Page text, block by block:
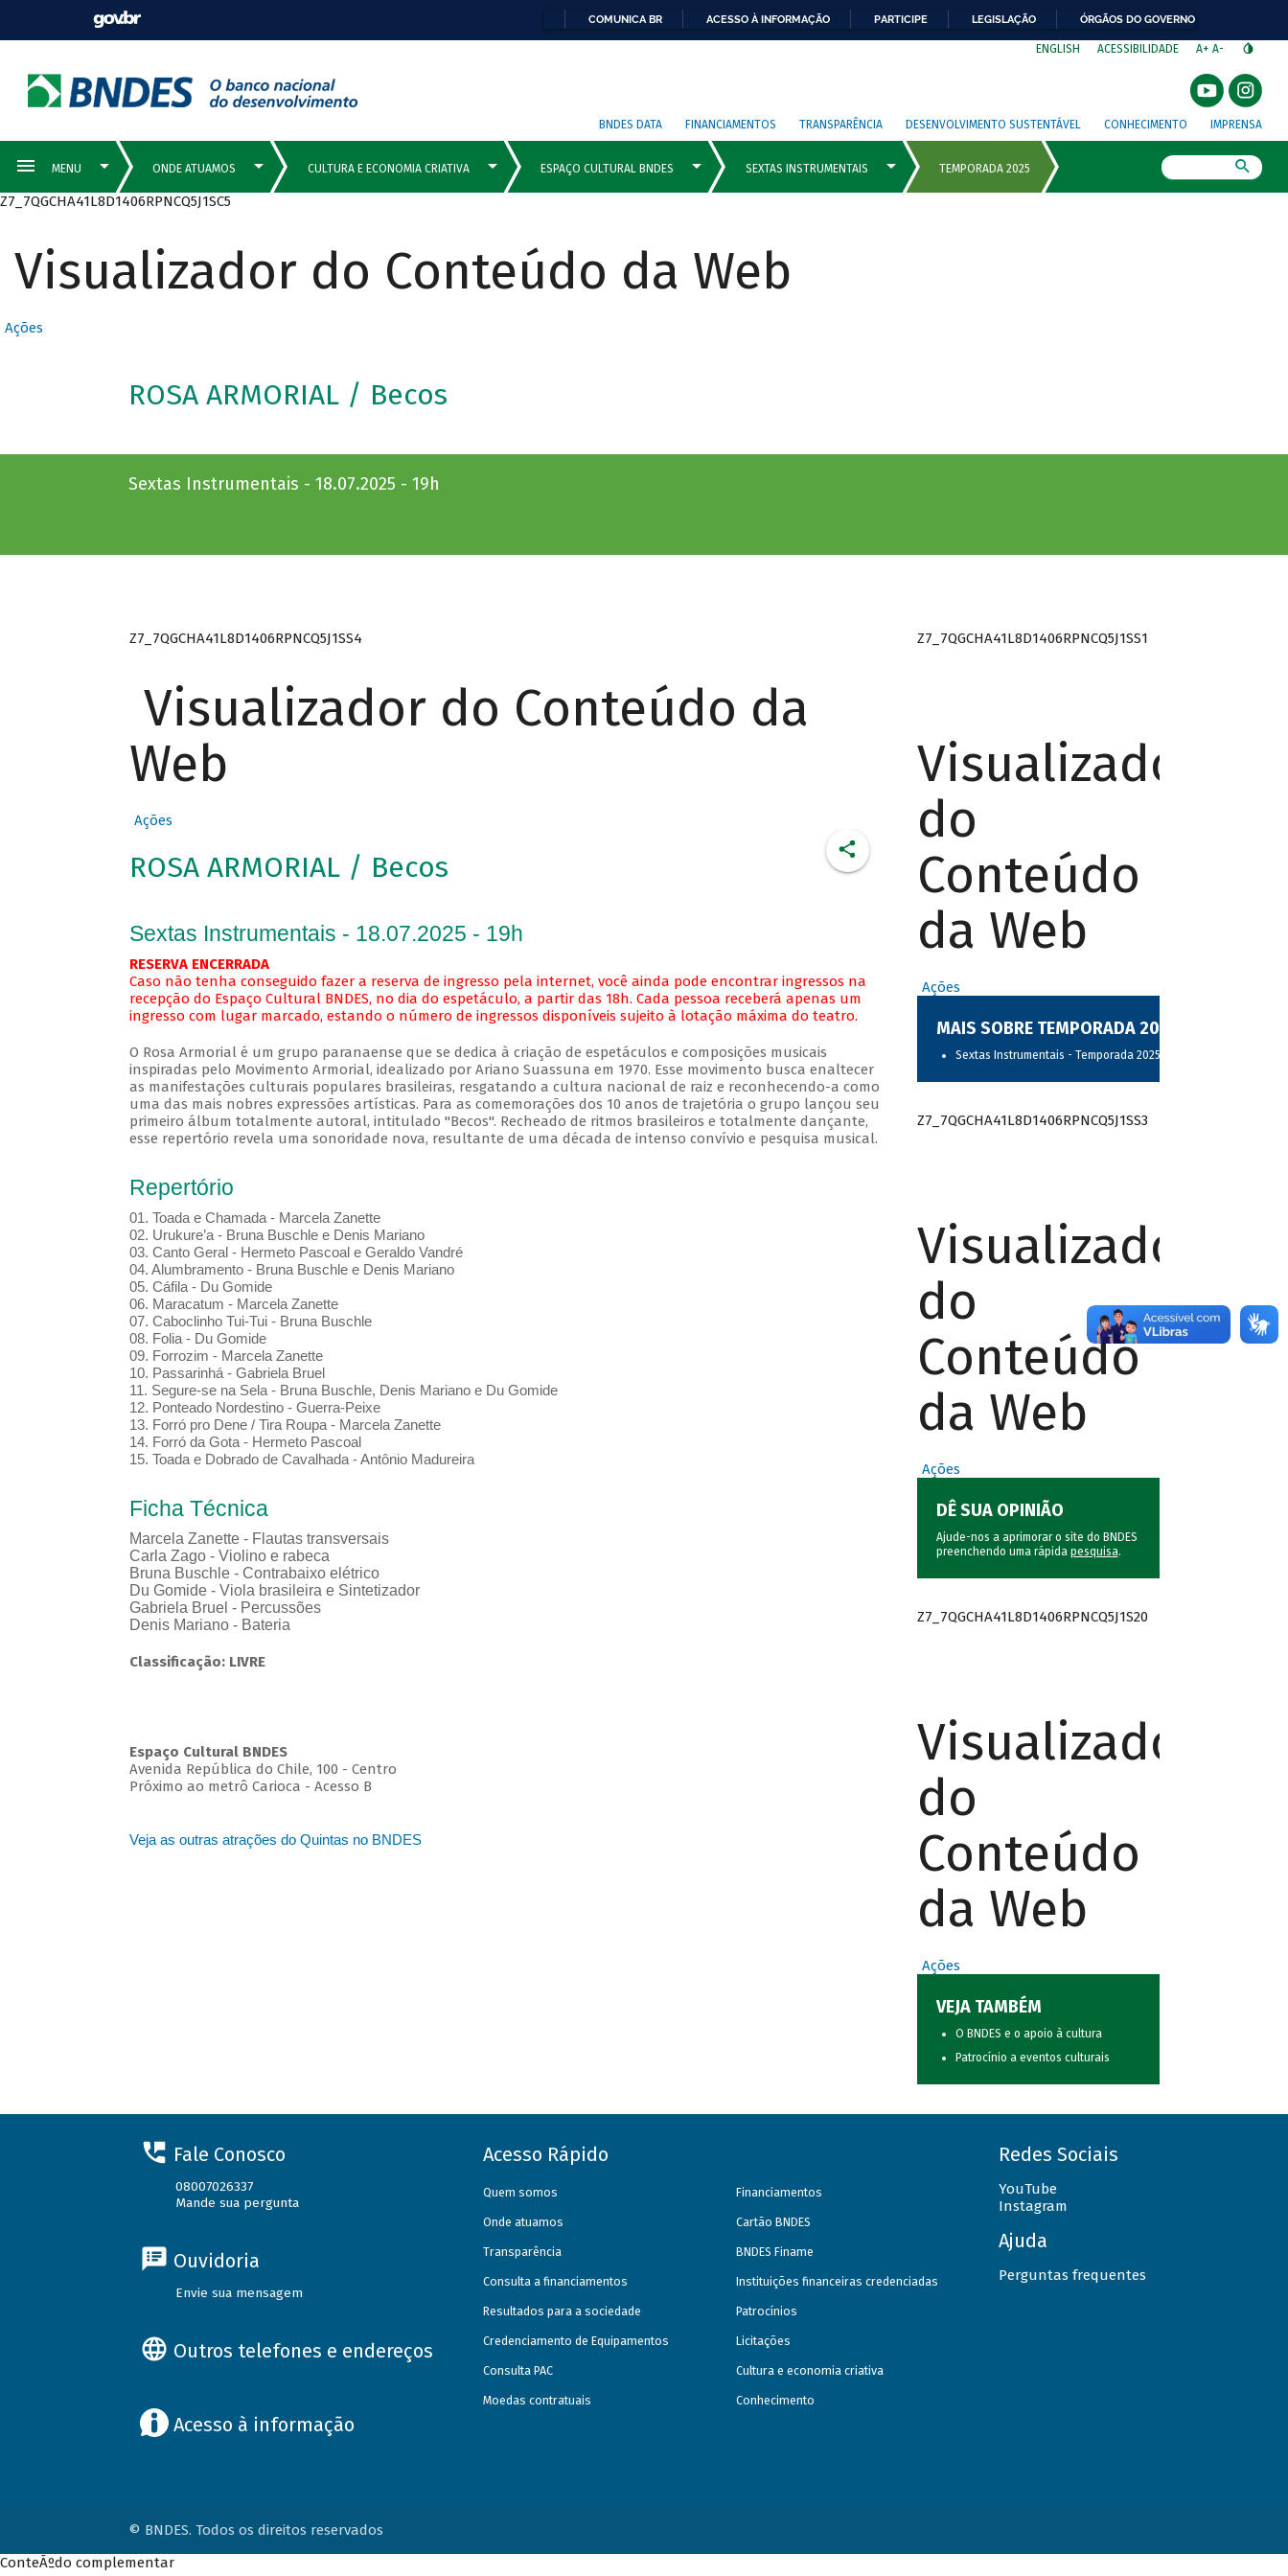
COMUNICA BR ACESSO À INFORMAÇÃO PARTICIPE LEGISLAÇÃO ÓRGÃOS DO GOVERNO
ENGLISH ACESSIBILIDADE A+ A-
BNDES DATA FINANCIAMENTOS TRANSPARÊNCIA DESENVOLVIMENTO SUSTENTÁVEL CONHECIMENTO IMPRENSA
Z7_7QGCHA41L8D1406RPNCQ5J1SC5
Visualizador do Conteúdo da Web
Ações
ROSA ARMORIAL / Becos
Sextas Instrumentais - 18.07.2025 - 19h
Z7_7QGCHA41L8D1406RPNCQ5J1SS4
Visualizador do Conteúdo da
Web
Ações
ROSA ARMORIAL / Becos
Sextas Instrumentais - 18.07.2025 - 19h
RESERVA ENCERRADA
Caso não tenha conseguido fazer a reserva de ingresso pela internet, você ainda pode encontrar ingressos na
recepção do Espaço Cultural BNDES, no dia do espetáculo, a partir das 18h. Cada pessoa receberá apenas um
ingresso com lugar marcado, estando o número de ingressos disponíveis sujeito à lotação máxima do teatro.
O Rosa Armorial é um grupo paranaense que se dedica à criação de espetáculos e composições musicais
inspiradas pelo Movimento Armorial, idealizado por Ariano Suassuna em 1970. Esse movimento busca enaltecer
as manifestações culturais populares brasileiras, resgatando a cultura nacional de raiz e reconhecendo-a como
uma das mais nobres expressões artísticas. Para as comemorações dos 10 anos de trajetória o grupo lançou seu
primeiro álbum totalmente autoral, intitulado "Becos". Recheado de ritmos brasileiros e totalmente dançante,
esse repertório revela uma sonoridade nova, resultante de uma década de intenso convívio e pesquisa musical.
Repertório
01. Toada e Chamada - Marcela Zanette
02. Urukure’a - Bruna Buschle e Denis Mariano
03. Canto Geral - Hermeto Pascoal e Geraldo Vandré
04. Alumbramento - Bruna Buschle e Denis Mariano
05. Cáfila - Du Gomide
06. Maracatum - Marcela Zanette
07. Caboclinho Tui-Tui - Bruna Buschle
08. Folia - Du Gomide
09. Forrozim - Marcela Zanette
10. Passarinhá - Gabriela Bruel
11. Segure-se na Sela - Bruna Buschle, Denis Mariano e Du Gomide
12. Ponteado Nordestino - Guerra-Peixe
13. Forró pro Dene / Tira Roupa - Marcela Zanette
14. Forró da Gota - Hermeto Pascoal
15. Toada e Dobrado de Cavalhada - Antônio Madureira
Ficha Técnica
Marcela Zanette - Flautas transversais
Carla Zago - Violino e rabeca
Bruna Buschle - Contrabaixo elétrico
Du Gomide - Viola brasileira e Sintetizador
Gabriela Bruel - Percussões
Denis Mariano - Bateria
Classificação: LIVRE
Espaço Cultural BNDES
Avenida República do Chile, 100 - Centro
Próximo ao metrô Carioca - Acesso B
Veja as outras atrações do Quintas no BNDES
Z7_7QGCHA41L8D1406RPNCQ5J1SS1
Visualizador
do
Conteúdo
da Web
Ações
MAIS SOBRE TEMPORADA 2025
Sextas Instrumentais - Temporada 2025
Z7_7QGCHA41L8D1406RPNCQ5J1SS3
Visualizador
do
Conteúdo
da Web
Ações
DÊ SUA OPINIÃO
Ajude-nos a aprimorar o site do BNDES
preenchendo uma rápida pesquisa.
Z7_7QGCHA41L8D1406RPNCQ5J1S20
Visualizador
do
Conteúdo
da Web
Ações
VEJA TAMBÉM
O BNDES e o apoio à cultura
Patrocínio a eventos culturais
Fale Conosco
08007026337
Mande sua pergunta
Ouvidoria
Envie sua mensagem
Outros telefones e endereços
Acesso à informação
Acesso Rápido
Quem somos
Onde atuamos
Transparência
Consulta a financiamentos
Resultados para a sociedade
Credenciamento de Equipamentos
Consulta PAC
Moedas contratuais
Financiamentos
Cartão BNDES
BNDES Finame
Instituições financeiras credenciadas
Patrocínios
Licitações
Cultura e economia criativa
Conhecimento
Redes Sociais
YouTube
Instagram
Ajuda
Perguntas frequentes
© BNDES. Todos os direitos reservados
ConteÃºdo complementar